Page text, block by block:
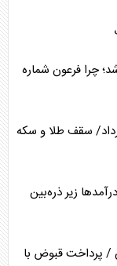
چرا فرعون شماره
قیمت طلا و سکه امروز چهارشنبه ۱۴ مرداد/ سقف طلا و سکه
زیر ذره‌بین
/ پرداخت قبوض با